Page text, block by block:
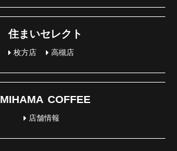
住まいセレクト
枚方店 高槻店
MIHAMA COFFEE
店舗情報